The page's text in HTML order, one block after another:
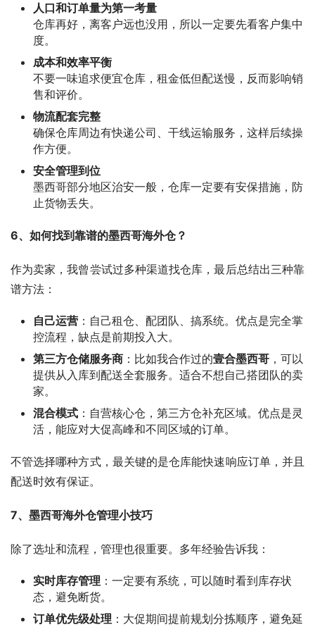
人口和订单量为第一考量
仓库再好，离客户远也没用，所以一定要先看客户集中
度。
成本和效率平衡
不要一味追求便宜仓库，租金低但配送慢，反而影响销
售和评价。
物流配套完整
确保仓库周边有快递公司、干线运输服务，这样后续操
作方便。
安全管理到位
墨西哥部分地区治安一般，仓库一定要有安保措施，防
止货物丢失。
6、如何找到靠谱的墨西哥海外仓？
作为卖家，我曾尝试过多种渠道找仓库，最后总结出三种靠
谱方法：
自己运营 ：自己租仓、配团队、搞系统。优点是完全掌
控流程，缺点是前期投入大。
第三方仓储服务商 ：比如我合作过的壹合墨西哥 ，可以
提供从入库到配送全套服务。适合不想自己搭团队的卖
家。
混合模式 ：自营核心仓，第三方仓补充区域。优点是灵
活，能应对大促高峰和不同区域的订单。
不管选择哪种方式，最关键的是仓库能快速响应订单，并且
配送时效有保证。
7、墨西哥海外仓管理小技巧
除了选址和流程，管理也很重要。多年经验告诉我：
实时库存管理 ：一定要有系统，可以随时看到库存状
态，避免断货。
订单优先级处理 ：大促期间提前规划分拣顺序，避免延